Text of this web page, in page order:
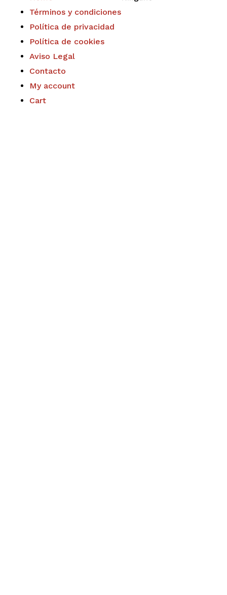
Términos y condiciones
Política de privacidad
Política de cookies
Aviso Legal
Contacto
My account
Cart